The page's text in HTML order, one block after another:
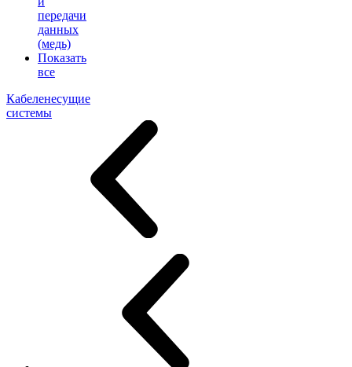
передачи
данных
(медь)
Показать
все
Кабеленесущие
системы